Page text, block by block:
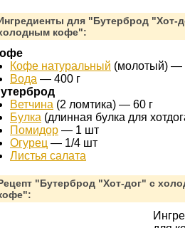
для "Бутерброд "Хот-
кофе":
Кофе натуральный (молотый) —
Вода — 400 г
Ветчина (2 ломтика) — 60 г
Булка (длинная булка для
Помидор — 1 шт
Огурец — 1/4 шт
Листья салата
"Бутерброд "Хот-дог" с